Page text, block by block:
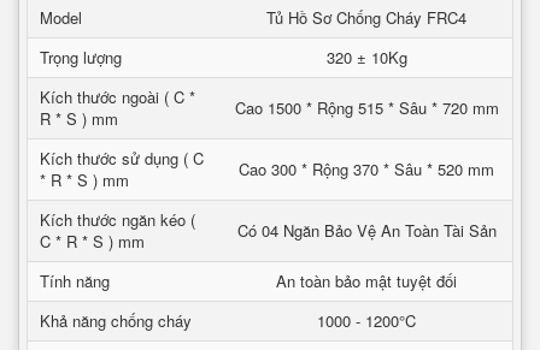
Model
Tủ Hồ Sơ Chống Cháy FRC4
Trọng lượng
320 ± 10Kg
Kích thước ngoài ( C *
R * S ) mm
Cao 1500 * Rộng 515 * Sâu * 720 mm
Kích thước sử dụng ( C
* R * S ) mm
Cao 300 * Rộng 370 * Sâu * 520 mm
Kích thước ngăn kéo (
C * R * S ) mm
Có 04 Ngăn Bảo Vệ An Toàn Tài Sản
Tính năng
An toàn bảo mật tuyệt đối
Khả năng chống cháy
1000 - 1200°C